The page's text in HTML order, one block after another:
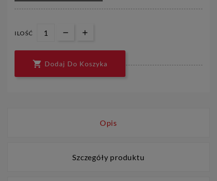
ILOŚĆ
 Dodaj Do Koszyka
Opis
Szczegóły produktu